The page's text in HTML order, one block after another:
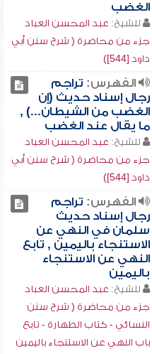
الغضب
للشيخ: عبد المحسن العباد
جزء من محاضرة ( شرح سنن أبي
داود [544])
الفهرس: تراجم
رجال إسناد حديث (إن
الغضب من الشيطان...) ,
ما يقال عند الغضب
للشيخ: عبد المحسن العباد
جزء من محاضرة ( شرح سنن أبي
داود [544])
الفهرس: تراجم
رجال إسناد حديث
سلمان في النهي عن
الاستنجاء باليمين , تابع
النهي عن الاستنجاء
باليمين
للشيخ: عبد المحسن العباد
جزء من محاضرة ( شرح سنن
النسائي - كتاب الطهارة - تابع
باب النهي عن الاستنجاء باليمين